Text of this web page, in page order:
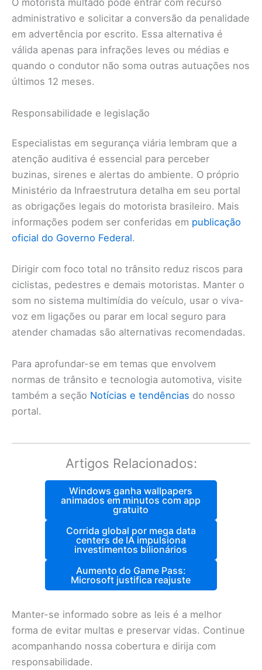
O motorista multado pode entrar com recurso
administrativo e solicitar a conversão da penalidade
em advertência por escrito. Essa alternativa é
válida apenas para infrações leves ou médias e
quando o condutor não soma outras autuações nos
últimos 12 meses.
Responsabilidade e legislação
Especialistas em segurança viária lembram que a
atenção auditiva é essencial para perceber
buzinas, sirenes e alertas do ambiente. O próprio
Ministério da Infraestrutura detalha em seu portal
as obrigações legais do motorista brasileiro. Mais
informações podem ser conferidas em publicação
oficial do Governo Federal.
Dirigir com foco total no trânsito reduz riscos para
ciclistas, pedestres e demais motoristas. Manter o
som no sistema multimídia do veículo, usar o viva-
voz em ligações ou parar em local seguro para
atender chamadas são alternativas recomendadas.
Para aprofundar-se em temas que envolvem
normas de trânsito e tecnologia automotiva, visite
também a seção Notícias e tendências do nosso
portal.
Artigos Relacionados:
Windows ganha wallpapers
animados em minutos com app
gratuito
Corrida global por mega data
centers de IA impulsiona
investimentos bilionários
Aumento do Game Pass:
Microsoft justifica reajuste
Manter-se informado sobre as leis é a melhor
forma de evitar multas e preservar vidas. Continue
acompanhando nossa cobertura e dirija com
responsabilidade.